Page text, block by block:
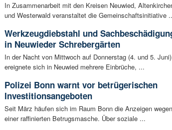
In Zusammenarbeit mit den Kreisen Neuwied,
und Westerwald veranstaltet die Gemeinschaftsinitiative
Werkzeugdiebstahl und
in Neuwieder Schrebergärten
In der Nacht von Mittwoch auf Donnerstag (4. und 5. Juni)
ereignete sich in Neuwied mehrere Einbrüche, ...
Polizei Bonn warnt vor betrügerischen
Investitionsangeboten
Seit März häufen sich im Raum Bonn die Anzeigen wegen
einer raffinierten Betrugsmasche. Über soziale ...